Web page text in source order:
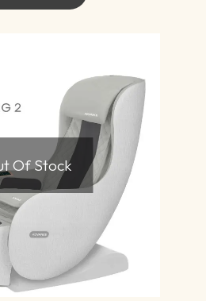
Of Stock